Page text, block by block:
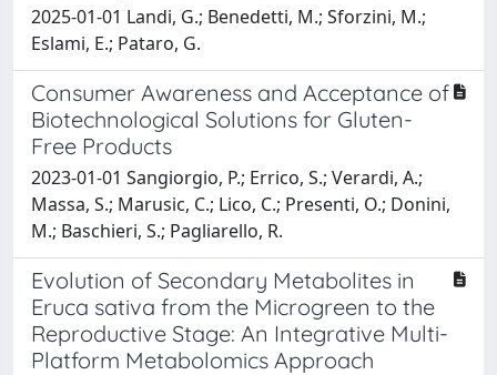
2025-01-01 Landi, G.; Benedetti, M.; Sforzini, M.;
Eslami, E.; Pataro, G.
Consumer Awareness and Acceptance of
Biotechnological Solutions for Gluten-
Free Products
2023-01-01 Sangiorgio, P.; Errico, S.; Verardi, A.;
Massa, S.; Marusic, C.; Lico, C.; Presenti, O.; Donini,
M.; Baschieri, S.; Pagliarello, R.
Evolution of Secondary Metabolites in
Eruca sativa from the Microgreen to the
Reproductive Stage: An Integrative Multi-
Platform Metabolomics Approach